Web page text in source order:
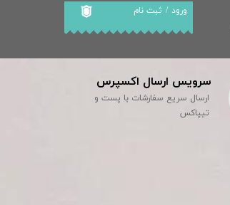
سرویس ارسال اکسپرس
ارسال سریع سفارشات با پست و
تیپاکس
ورود / ثبت نام
حساب کاربری من
تغییر گذر واژه
سفارشات